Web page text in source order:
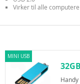
Virker til alle
MINI USB